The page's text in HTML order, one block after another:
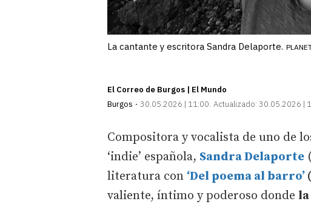
La cantante y escritora Sandra Delaporte.
El Correo de Burgos | El Mundo
Burgos
30.05.2026 | 11:00 Actualizado: 30.05.2026 |
Compositora y vocalista de uno de
‘indie’ española, Sandra Delaporte
literatura con ‘Del poema al barro’
valiente, íntimo y poderoso donde